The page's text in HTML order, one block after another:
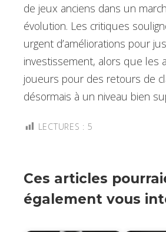
de jeux anciens dans un
évolution. Les critiques
urgent d’améliorations pour
investissement, alors que les
joueurs pour des retours de
désormais à un niveau bien
LECTURES : 5
Ces articles
également vous